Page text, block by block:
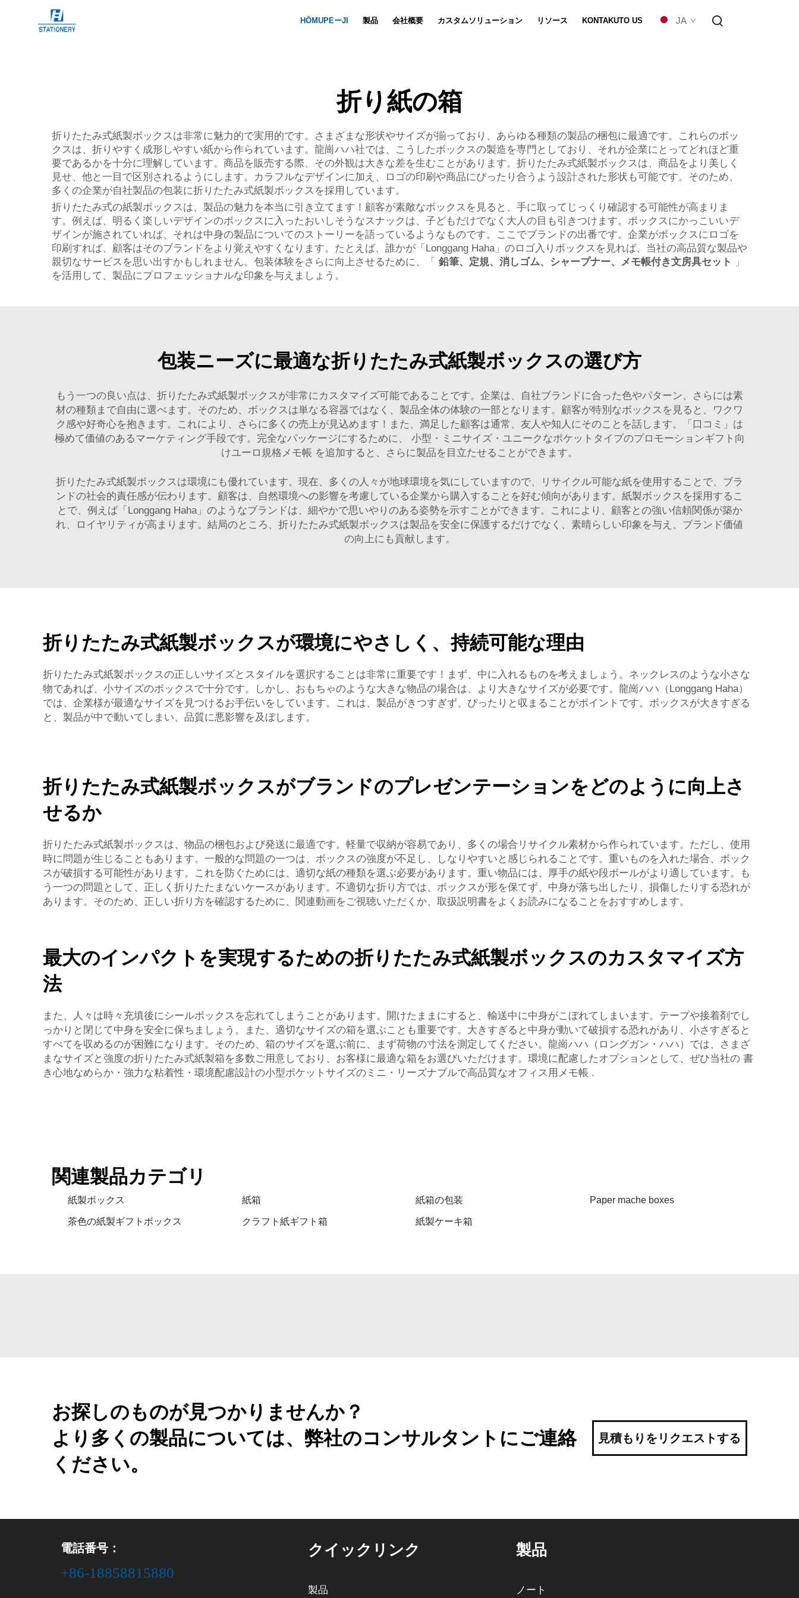
HŌMUPEーJI 製品 会社概要 カスタムソリューション リソース KONTAKUTO US JA
折り紙の箱
折りたたみ式紙製ボックスは非常に魅力的で実用的です。さまざまな形状やサイズが揃っており、あらゆる種類の製品の梱包に最適です。これらのボッ
クスは、折りやすく成形しやすい紙から作られています。龍崗ハハ社では、こうしたボックスの製造を専門としており、それが企業にとってどれほど重
要であるかを十分に理解しています。商品を販売する際、その外観は大きな差を生むことがあります。折りたたみ式紙製ボックスは、商品をより美しく
見せ、他と一目で区別されるようにします。カラフルなデザインに加え、ロゴの印刷や商品にぴったり合うよう設計された形状も可能です。そのため、
多くの企業が自社製品の包装に折りたたみ式紙製ボックスを採用しています。
折りたたみ式の紙製ボックスは、製品の魅力を本当に引き立てます！顧客が素敵なボックスを見ると、手に取ってじっくり確認する可能性が高まりま
す。例えば、明るく楽しいデザインのボックスに入ったおいしそうなスナックは、子どもだけでなく大人の目も引きつけます。ボックスにかっこいいデ
ザインが施されていれば、それは中身の製品についてのストーリーを語っているようなものです。ここでブランドの出番です。企業がボックスにロゴを
印刷すれば、顧客はそのブランドをより覚えやすくなります。たとえば、誰かが「Longgang Haha」のロゴ入りボックスを見れば、当社の高品質な製品や
親切なサービスを思い出すかもしれません。包装体験をさらに向上させるために、「 鉛筆、定規、消しゴム、シャープナー、メモ帳付き文房具セット
」
を活用して、製品にプロフェッショナルな印象を与えましょう。
包装ニーズに最適な折りたたみ式紙製ボックスの選び方
もう一つの良い点は、折りたたみ式紙製ボックスが非常にカスタマイズ可能であることです。企業は、自社ブランドに合った色やパターン、さらには素
材の種類まで自由に選べます。そのため、ボックスは単なる容器ではなく、製品全体の体験の一部となります。顧客が特別なボックスを見ると、ワクワ
ク感や好奇心を抱きます。これにより、さらに多くの売上が見込めます！また、満足した顧客は通常、友人や知人にそのことを話します。「口コミ」は
極めて価値のあるマーケティング手段です。完全なパッケージにするために、 小型・ミニサイズ・ユニークなポケットタイプのプロモーションギフト向
けユーロ規格メモ帳 を追加すると、さらに製品を目立たせることができます。
折りたたみ式紙製ボックスは環境にも優れています。現在、多くの人々が地球環境を気にしていますので、リサイクル可能な紙を使用することで、ブラ
ンドの社会的責任感が伝わります。顧客は、自然環境への影響を考慮している企業から購入することを好む傾向があります。紙製ボックスを採用するこ
とで、例えば「Longgang Haha」のようなブランドは、細やかで思いやりのある姿勢を示すことができます。これにより、顧客との強い信頼関係が築か
れ、ロイヤリティが高まります。結局のところ、折りたたみ式紙製ボックスは製品を安全に保護するだけでなく、素晴らしい印象を与え、ブランド価値
の向上にも貢献します。
折りたたみ式紙製ボックスが環境にやさしく、持続可能な理由
折りたたみ式紙製ボックスの正しいサイズとスタイルを選択することは非常に重要です！まず、中に入れるものを考えましょう。ネックレスのような小さな
物であれば、小サイズのボックスで十分です。しかし、おもちゃのような大きな物品の場合は、より大きなサイズが必要です。龍崗ハハ（Longgang Haha）
では、企業様が最適なサイズを見つけるお手伝いをしています。これは、製品がきつすぎず、ぴったりと収まることがポイントです。ボックスが大きすぎる
と、製品が中で動いてしまい、品質に悪影響を及ぼします。
折りたたみ式紙製ボックスがブランドのプレゼンテーションをどのように向上さ
せるか
折りたたみ式紙製ボックスは、物品の梱包および発送に最適です。軽量で収納が容易であり、多くの場合リサイクル素材から作られています。ただし、使用
時に問題が生じることもあります。一般的な問題の一つは、ボックスの強度が不足し、しなりやすいと感じられることです。重いものを入れた場合、ボック
スが破損する可能性があります。これを防ぐためには、適切な紙の種類を選ぶ必要があります。重い物品には、厚手の紙や段ボールがより適しています。も
う一つの問題として、正しく折りたたまないケースがあります。不適切な折り方では、ボックスが形を保てず、中身が落ち出したり、損傷したりする恐れが
あります。そのため、正しい折り方を確認するために、関連動画をご視聴いただくか、取扱説明書をよくお読みになることをおすすめします。
最大のインパクトを実現するための折りたたみ式紙製ボックスのカスタマイズ方
法
また、人々は時々充填後にシールボックスを忘れてしまうことがあります。開けたままにすると、輸送中に中身がこぼれてしまいます。テープや接着剤でし
っかりと閉じて中身を安全に保ちましょう。また、適切なサイズの箱を選ぶことも重要です。大きすぎると中身が動いて破損する恐れがあり、小さすぎると
すべてを収めるのが困難になります。そのため、箱のサイズを選ぶ前に、まず荷物の寸法を測定してください。龍崗ハハ（ロングガン・ハハ）では、さまざ
まなサイズと強度の折りたたみ式紙製箱を多数ご用意しており、お客様に最適な箱をお選びいただけます。環境に配慮したオプションとして、ぜひ当社の 書
き心地なめらか・強力な粘着性・環境配慮設計の小型ポケットサイズのミニ・リーズナブルで高品質なオフィス用メモ帳 .
関連製品カテゴリ
紙製ボックス 紙箱 紙箱の包装 Paper mache boxes
茶色の紙製ギフトボックス クラフト紙ギフト箱 紙製ケーキ箱
お探しのものが見つかりませんか？
より多くの製品については、弊社のコンサルタントにご連絡
ください。
見積もりをリクエストする
電話番号：
+86-18858815880
クイックリンク
製品
製品
ノート